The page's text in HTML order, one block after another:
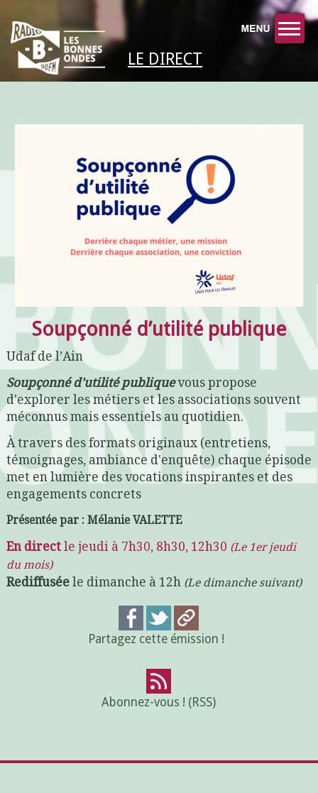
LE DIRECT
Soupçonné d’utilité publique
Udaf de l’Ain
Soupçonné d'utilité publiquevous propose
d'explorer les métiers et les associations souvent
méconnus mais essentiels au quotidien.
À travers des formats originaux (entretiens,
témoignages, ambiance d'enquête) chaque épisode
met en lumière des vocations inspirantes et des
engagements concrets
Présentée par : Mélanie VALETTE
En directle jeudi à 7h30, 8h30, 12h30 (Le 1er jeudi
du mois)
Rediffuséele dimanche à 12h (Le dimanche suivant)
Partagez cette émission !
Abonnez-vous ! (RSS)